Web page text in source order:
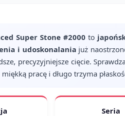
Super Stone #2000 to
i udoskonalania już
precyzyjniejsze cięcie.
pracę i długo trzyma
Seria